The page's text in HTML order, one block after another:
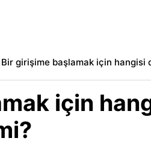
Bir girişime başlamak için hangisi
için